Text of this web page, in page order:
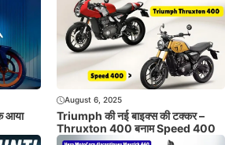
आया
August 6, 2025
Triumph की नई बाइक्स की टक्कर –
Thruxton 400 बनाम Speed 400